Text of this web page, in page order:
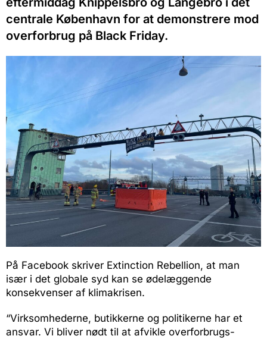
centrale København for at demonstrere mod
overforbrug på Black Friday.
På Facebook skriver Extinction Rebellion, at man
især i det globale syd kan se ødelæggende
konsekvenser af klimakrisen.
“Virksomhederne, butikkerne og politikerne har et
ansvar. Vi bliver nødt til at afvikle overforbrugs-